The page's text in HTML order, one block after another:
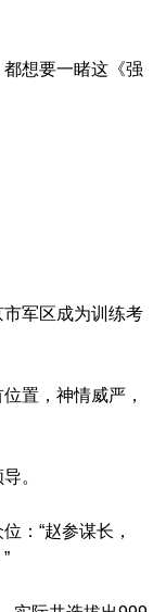
想要一睹这《强
军区成为训练考
置，神情威严，
。
：“赵参谋长，